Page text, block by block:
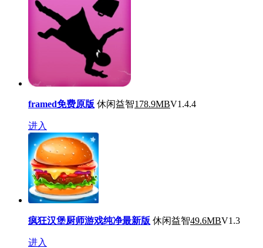
framed免费原版 休闲益智178.9MBV1.4.4
进入
疯狂汉堡厨师游戏纯净最新版 休闲益智49.6MBV1.3
进入